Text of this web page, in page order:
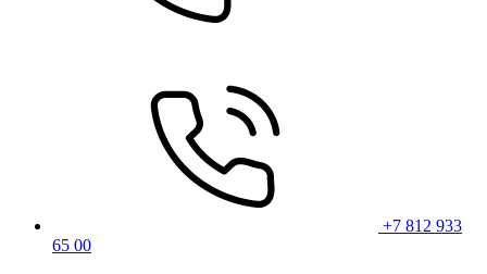
+7 812 933
65 00